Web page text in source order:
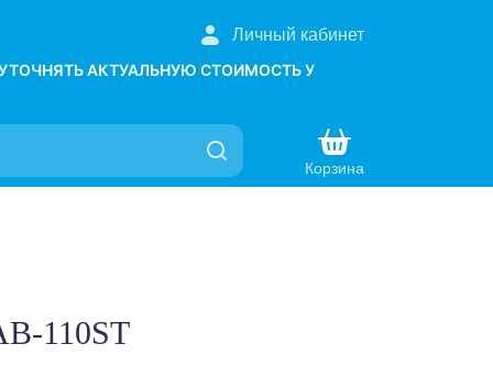
Личный кабинет
АКТУАЛЬНУЮ СТОИМОСТЬ У
Корзина